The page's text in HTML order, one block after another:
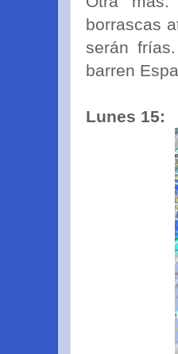
borrascas
serán
barren
Lunes 15: